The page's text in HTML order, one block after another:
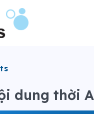
dung thời